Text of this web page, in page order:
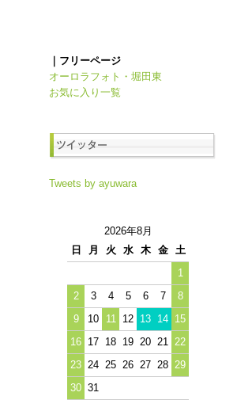
｜フリーページ
オーロラフォト・堀田東
お気に入り一覧
Tweets by ayuwara
2026年8月
日
月 火 水 木 金
土
1
2
3 4 5 6 7
8
9
10 11 12 13 14 15
16 17 18 19 20 21
22
23 24 25 26 27 28 29
30 31